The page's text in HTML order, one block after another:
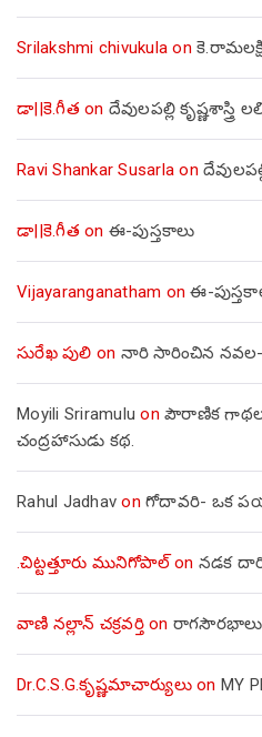
Srilakshmi chivukula on
డా||కె.గీత on దేవులపల్లి కృష్ణశాస్త్రి
Ravi Shankar Susarla on
డా||కె.గీత on ఈ-పుస్తకాలు
Vijayaranganatham onఈ-
సురేఖ పులి on నారి సారించిన
Moyili Sriramulu on పౌరాణిక
చంద్రహాసుడు కథ.
Rahul Jadhav on గోదావరి- ఒక
.చిట్టత్తూరు మునిగోపాల్on నడక
వాణి నల్లాన్ చక్రవర్తిon
Dr.C.S.G.కృష్ణమాచార్యులుon MY